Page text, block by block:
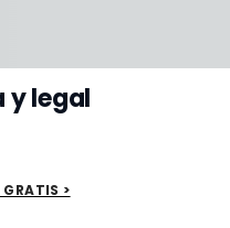
y legal
>